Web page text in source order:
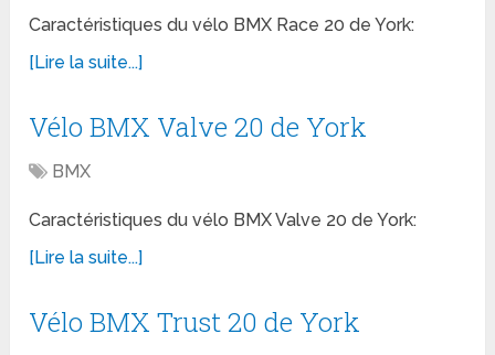
Caractéristiques du vélo BMX Race 20 de York:
[Lire la suite...]
Vélo BMX Valve 20 de York
BMX
Caractéristiques du vélo BMX Valve 20 de York:
[Lire la suite...]
Vélo BMX Trust 20 de York